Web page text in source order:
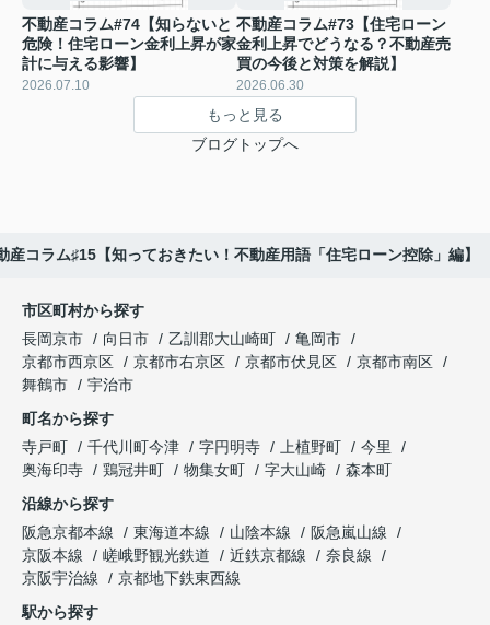
不動産コラム#74【知らないと
危険！住宅ローン金利上昇が家
計に与える影響】
2026.07.10
不動産コラム#73【住宅ローン
金利上昇でどうなる？不動産売
買の今後と対策を解説】
2026.06.30
もっと見る
ブログトップへ
産コラム♯15【知っておきたい！不動産用語「住宅ローン控除」編】
市区町村から探す
長岡京市
向日市 乙訓郡大山崎町
亀岡市
京都市西京区
京都市右京区 京都市伏見区
京都市南区
舞鶴市
宇治市
町名から探す
寺戸町
千代川町今津 字円明寺 上植野町
今里
奥海印寺
鶏冠井町 物集女町 字大山崎
森本町
沿線から探す
阪急京都本線
東海道本線 山陰本線
阪急嵐山線
京阪本線
嵯峨野観光鉄道 近鉄京都線
奈良線
京阪宇治線
京都地下鉄東西線
駅から探す